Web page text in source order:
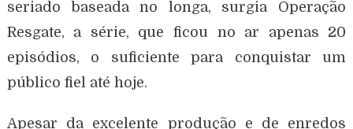
seriado baseada no longa, surgia Operação
Resgate, a série, que ficou no ar apenas 20
episódios, o suficiente para conquistar um
público fiel até hoje.
Apesar da excelente produção e de enredos